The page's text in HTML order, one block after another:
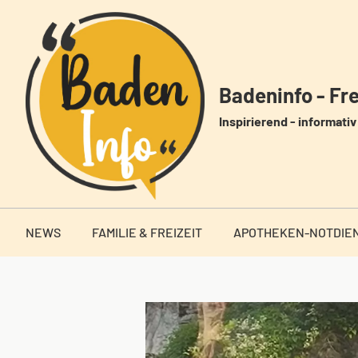
springen
Badeninfo -
Inspirierend -
NEWS FAMILIE & FREIZEIT APOTHEKEN-